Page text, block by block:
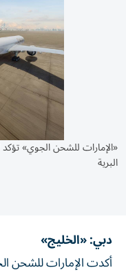
«الإمارات للشحن الجوي» تؤكد
البرية
دبي: «الخليج»
أكدت الإمارات للشحن